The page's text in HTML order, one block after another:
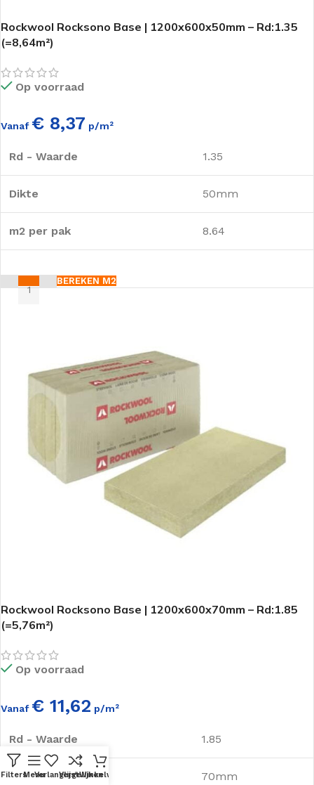
Rockwool Rocksono Base | 1200x600x50mm – Rd:1.35
(=8,64m²)
Op voorraad
Vanaf € 8,37 p/m²
Rd - Waarde 1.35
Dikte 50mm
m2 per pak 8.64
BEREKEN M2
Rockwool Rocksono Base | 1200x600x70mm – Rd:1.85
(=5,76m²)
Op voorraad
Vanaf € 11,62 p/m²
Rd - Waarde 1.85
Dikte 70mm
FiltersMenuVerlanglijstVergelijken
Winkelwagen